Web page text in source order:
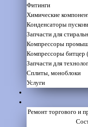
Фитинги
Химические
Конденсаторы
Запчасти для
Компрессоры
Компрессоры битцер
Запчасти для
Сплиты, моноблоки
Услуги
Ремонт торгового и